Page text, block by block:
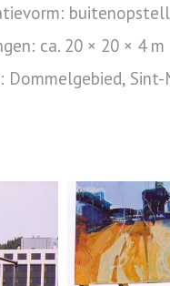
ca. 20 × 20 × 4 m
Dommelgebied,